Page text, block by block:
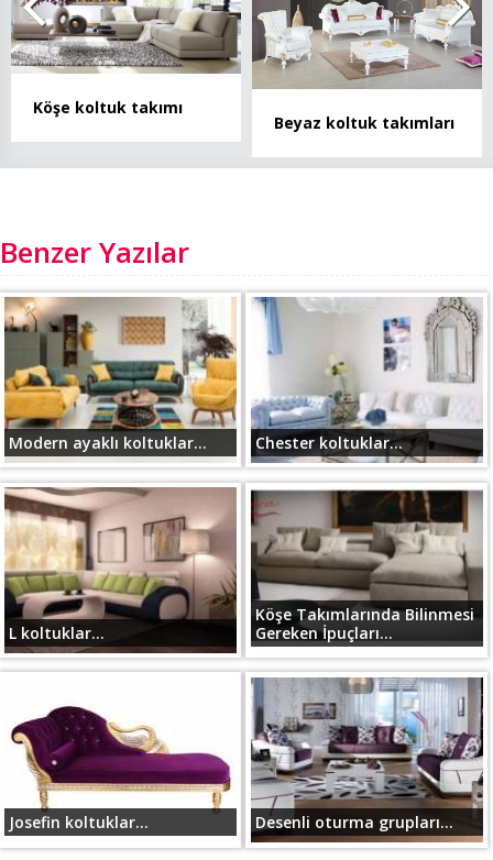
Köşe koltuk takımı
Beyaz koltuk takımları
Benzer Yazılar
Modern ayaklı koltuklar... Chester koltuklar...
L koltuklar...
Köşe Takımlarında Bilinmesi
Gereken İpuçları...
Josefin koltuklar... Desenli oturma grupları...